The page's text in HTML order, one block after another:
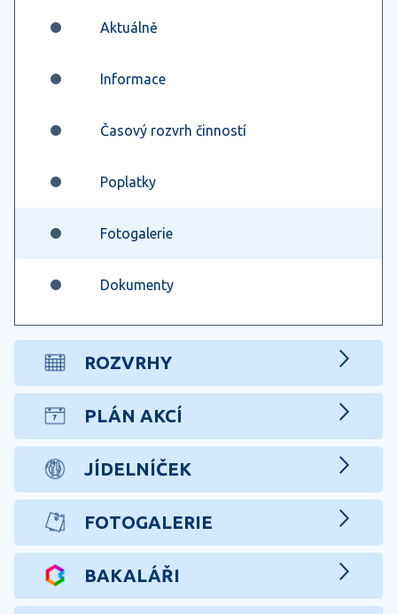
Aktuálně
Informace
Časový rozvrh činností
Poplatky
Fotogalerie
Dokumenty
ROZVRHY
PLÁN AKCÍ
JÍDELNÍČEK
FOTOGALERIE
BAKALÁŘI